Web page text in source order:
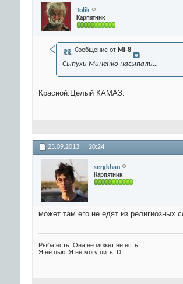
Tolik
Карпятник
Сообщение от Mi-8
Сыпухи Миненко насыпали...
Красной.Целый КАМАЗ.
25.09.2013, 20:24
sergkhan
Карпятник
может там его не едят из религиозных
Рыба есть. Она не может не есть.
Я не пью. Я не могу пить!:D